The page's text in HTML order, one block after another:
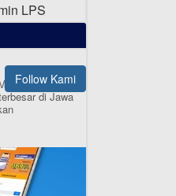
LPS
Rupiah
Follow Kami
(BPR)
di Jawa